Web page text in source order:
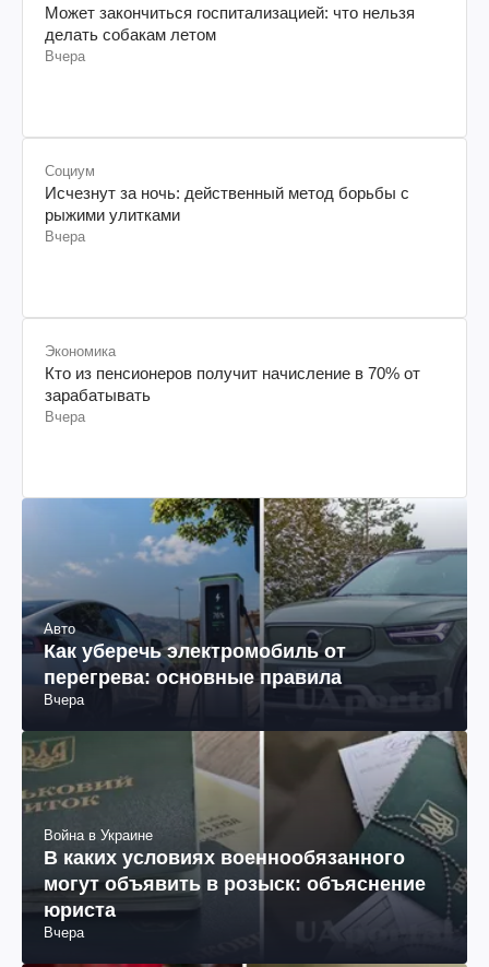
Может закончиться госпитализацией: что нельзя
делать собакам летом
Вчера
Социум
Исчезнут за ночь: действенный метод борьбы с
рыжими улитками
Вчера
Экономика
Кто из пенсионеров получит начисление в 70% от
зарабатывать
Вчера
Авто
Как уберечь электромобиль от
перегрева: основные правила
Вчера
Война в Украине
В каких условиях военнообязанного
могут объявить в розыск: объяснение
юриста
Вчера